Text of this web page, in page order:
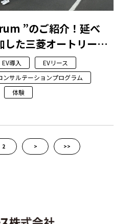
”のご紹介！延べ
した三菱オートリース
！
EV導入
EVリース
ンサルテーションプログラム
体験
2 > >>